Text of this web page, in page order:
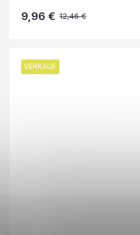
12,46 €
9,96 €
VERKAUF